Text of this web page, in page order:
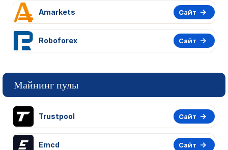
Amarkets Сайт
Roboforex Сайт
Майнинг пулы
Trustpool Сайт
Emcd Сайт